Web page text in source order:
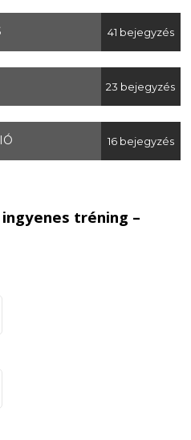
41 bejegyzés
23 bejegyzés
16 bejegyzés
tréning –